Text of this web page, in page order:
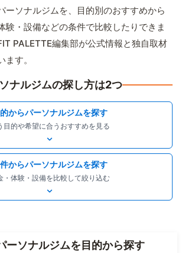
ーソナルジムを、目的別のおすすめから
験・設備などの条件で比較したりできま
PALETTE編集部が公式情報と独自取材
す。
ナルジムの探し方は2つ
からパーソナルジムを探す
目的や希望に合うおすすめを見る
からパーソナルジムを探す
・体験・設備を比較して絞り込む
ーソナルジムを目的から探す